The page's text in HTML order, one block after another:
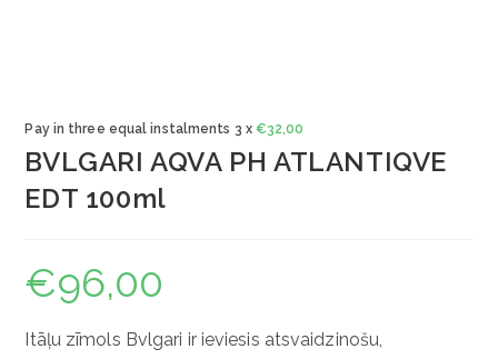
Pay in three equal instalments 3 x €32,00
BVLGARI AQVA PH ATLANTIQVE
EDT 100ml
€96,00
Itāļu zīmols Bvlgari ir ieviesis atsvaidzinošu,